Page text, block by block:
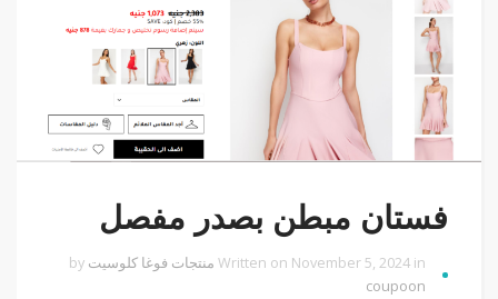
فستان مبطن بصدر مفصل
Written on November 5, 2024 in منتجات فوغا كلوسيت
coupoon